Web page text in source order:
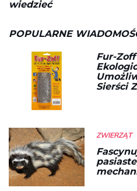
wiedzieć
POPULARNE
Fur-
Sierści
ZWIERZĄT